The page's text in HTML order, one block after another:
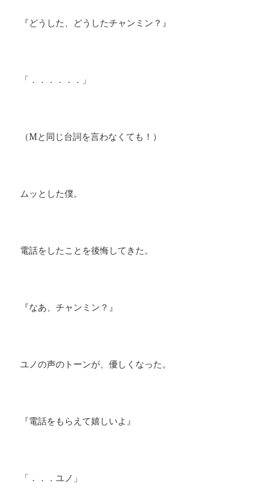
『どうした、どうしたチャンミン？』
「．．．．．．」
​（Mと同じ台詞を言わなくても！）
ムッとした僕。
​電話をしたことを後悔してきた。
『なあ、チャンミン？』
ユノの声のトーンが、優しくなった。
『電話をもらえて嬉しいよ』
「．．．ユノ」